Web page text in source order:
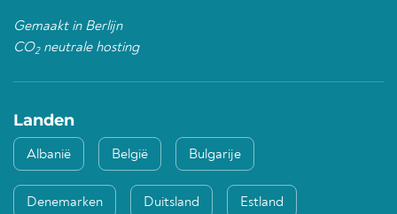
Gemaakt in Berlijn
CO2neutrale hosting
Landen
Albanië België Bulgarije
Denemarken Duitsland Estland